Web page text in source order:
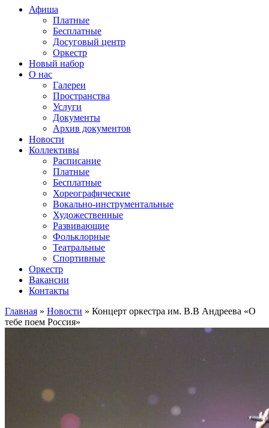
Афиша
Платные
Бесплатные
Досуговый центр
Оркестр
Новый набор
О нас
Галереи
Пространства
Услуги
Документы
Архив документов
Новости
Коллективы
Расписание
Платные
Бесплатные
Хореографические
Вокально-инструментальные
Художественные
Развивающие
Фольклорные
Театральные
Спортивные
Оркестр
Вакансии
Контакты
Главная » Новости » Концерт оркестра им. В.В Андреева «О
тебе поем Россия»